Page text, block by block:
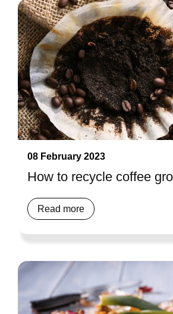
08 February 2023
How to recycle coffee
Read more